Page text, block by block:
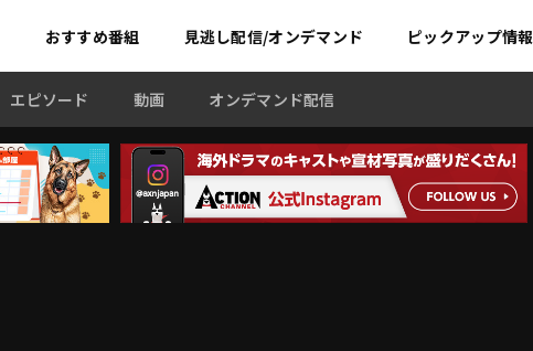
おすすめ番組 見逃し配信/オンデマンド ピックアップ情報
エピソード 動画 オンデマンド配信